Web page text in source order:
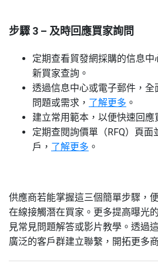
步驟 3 – 及時回應買家詢問
定期查看貿發網採購的信息
新買家查詢。
透過信息中心或電子郵件，
問題或需求， 了解更多 。
建立常用範本，以便快速回應
定期查閱詢價單（RFQ）頁
戶， 了解更多 。
供應商若能掌握這三個簡單步驟，
在線接觸潛在買家。更多提高曝光
見常見問題解答或影片教學。透過
廣泛的客戶群建立聯繫，開拓更多